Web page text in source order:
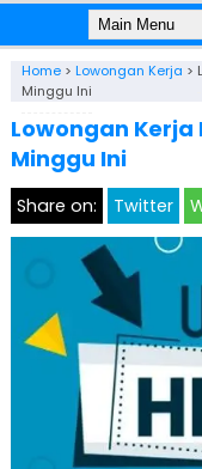
Home> Lowongan Kerja >
Minggu Ini
Lowongan Kerja
Minggu Ini
Share on: Twitter